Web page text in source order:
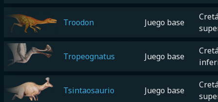
Troodon Juego base
Tropeognatus Juego base
Tsintaosaurio Juego base